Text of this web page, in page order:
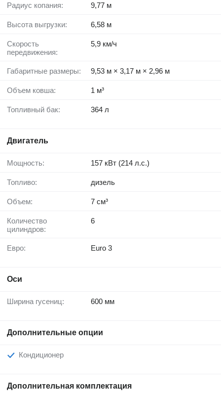
Радиус копания: 9,77 м
Высота выгрузки: 6,58 м
Скорость
передвижения:
5,9 км/ч
Габаритные размеры: 9,53 м × 3,17 м × 2,96 м
Объем ковша: 1 м³
Топливный бак: 364 л
Двигатель
Мощность: 157 кВт (214 л.с.)
Топливо: дизель
Объем: 7 см³
Количество
цилиндров:
6
Евро: Euro 3
Оси
Ширина гусениц: 600 мм
Дополнительные опции
Кондиционер
Дополнительная комплектация